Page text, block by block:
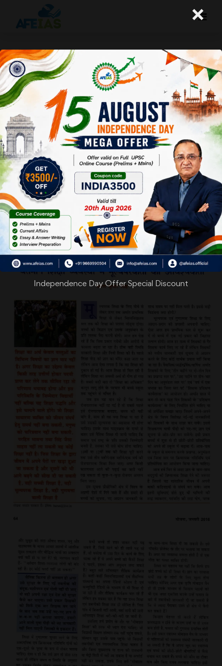
योजना जनवरी 2016 : वर्तमान शिक्षा व्यवस्था
में मूल्यपरकता की आवश्यकता
Afeias 06 Feb 2016
To Download Click Here.
×
Independence Day Offer Special Discount